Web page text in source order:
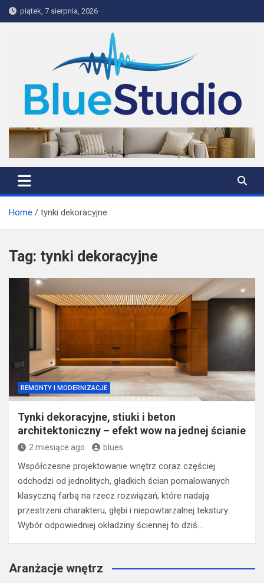
Skip
to
piątek, 7 sierpnia, 2026
BlueStudio
Home tynki dekoracyjne
Tag: tynki dekoracyjne
REMONTY I MODERNIZACJE
Tynki dekoracyjne, stiuki i beton
architektoniczny – efekt wow na jednej ścianie
2 miesiące ago blues
Współczesne projektowanie wnętrz coraz częściej
odchodzi od jednolitych, gładkich ścian pomalowanych
klasyczną farbą na rzecz rozwiązań, które nadają
przestrzeni charakteru, głębi i niepowtarzalnej tekstury.
Wybór odpowiedniej okładziny ściennej to dziś…
Aranżacje wnętrz